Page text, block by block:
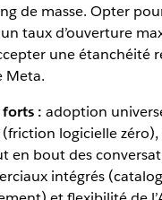
de masse. Opter
un taux d’ouverture
une étanchéité
Meta.
: adoption
logicielle
en bout des
intégrés